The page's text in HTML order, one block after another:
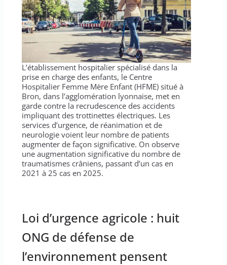
L’établissement hospitalier spécialisé dans la
prise en charge des enfants, le Centre
Hospitalier Femme Mère Enfant (HFME) situé à
Bron, dans l’agglomération lyonnaise, met en
garde contre la recrudescence des accidents
impliquant des trottinettes électriques. Les
services d’urgence, de réanimation et de
neurologie voient leur nombre de patients
augmenter de façon significative. On observe
une augmentation significative du nombre de
traumatismes crâniens, passant d’un cas en
2021 à 25 cas en 2025.
Loi d’urgence agricole : huit
ONG de défense de
l’environnement pensent